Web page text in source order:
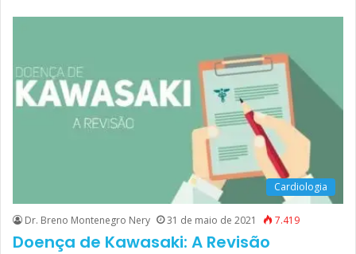
Cardiologia
Dr. Breno Montenegro Nery 31 de maio de 2021 7.419
Doença de Kawasaki: A Revisão